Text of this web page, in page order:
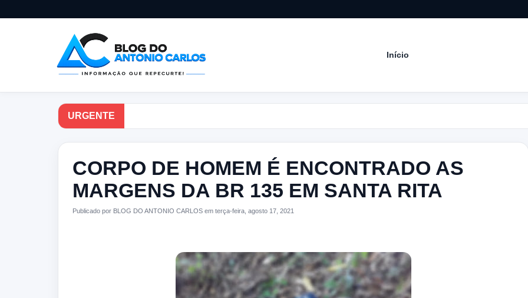
Início
URGENTE
CORPO DE HOMEM É ENCONTRADO AS
MARGENS DA BR 135 EM SANTA RITA
Publicado por BLOG DO ANTONIO CARLOS em terça-feira, agosto 17, 2021